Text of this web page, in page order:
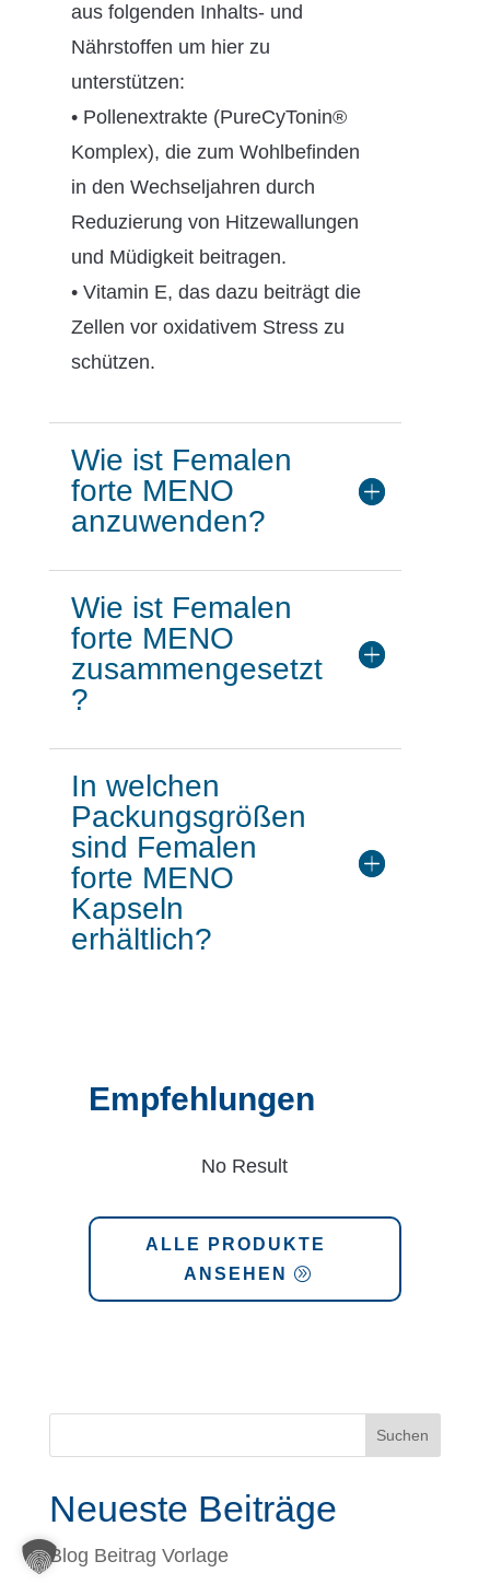
aus folgenden Inhalts- und
Nährstoffen um hier zu
unterstützen:
• Pollenextrakte (PureCyTonin®
Komplex), die zum Wohlbefinden
in den Wechseljahren durch
Reduzierung von Hitzewallungen
und Müdigkeit beitragen.
• Vitamin E, das dazu beiträgt die
Zellen vor oxidativem Stress zu
schützen.
Wie ist Femalen
forte MENO
anzuwenden?
Wie ist Femalen
forte MENO
zusammengesetzt
?
In welchen
Packungsgrößen
sind Femalen
forte MENO
Kapseln
erhältlich?
Empfehlungen
No Result
ALLE PRODUKTE
ANSEHEN
Suchen
Neueste Beiträge
Blog Beitrag Vorlage